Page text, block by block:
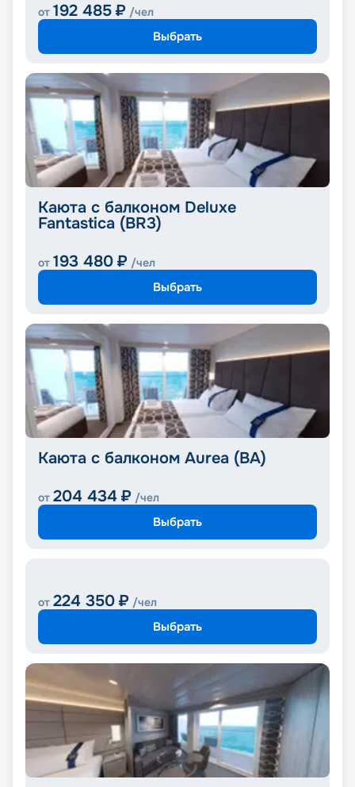
от 192 485 ₽ /чел
Выбрать
Каюта с балконом Deluxe
Fantastica (BR3)
от 193 480 ₽ /чел
Выбрать
Каюта с балконом Aurea (BA)
от 204 434 ₽ /чел
Выбрать
от 224 350 ₽ /чел
Выбрать